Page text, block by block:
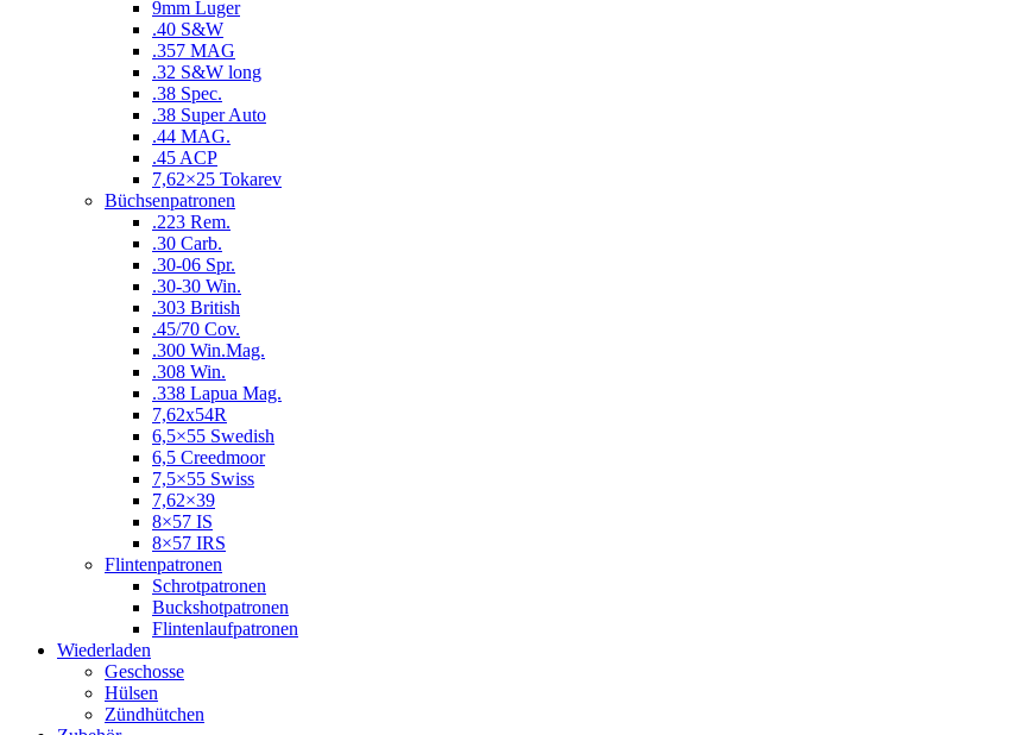
9mm Luger
.40 S&W
.357 MAG
.32 S&W long
.38 Spec.
.38 Super Auto
.44 MAG.
.45 ACP
7,62×25 Tokarev
Büchsenpatronen
.223 Rem.
.30 Carb.
.30-06 Spr.
.30-30 Win.
.303 British
.45/70 Cov.
.300 Win.Mag.
.308 Win.
.338 Lapua Mag.
7,62x54R
6,5×55 Swedish
6,5 Creedmoor
7,5×55 Swiss
7,62×39
8×57 IS
8×57 IRS
Flintenpatronen
Schrotpatronen
Buckshotpatronen
Flintenlaufpatronen
Wiederladen
Geschosse
Hülsen
Zündhütchen